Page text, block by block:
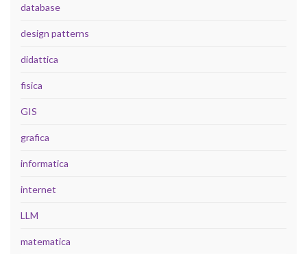
database
design patterns
didattica
fisica
GIS
grafica
informatica
internet
LLM
matematica